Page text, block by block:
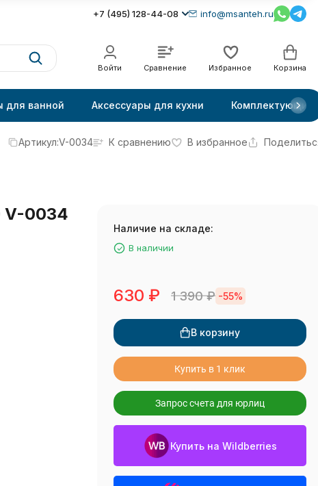
+7 (495) 128-44-08 info@msanteh.ru
Войти Сравнение Избранное Корзина
для ванной Аксессуары для кухни Комплектующие
Артикул:V-0034 К сравнению В избранное
V-0034
Наличие на складе:
В наличии
630 ₽ 1 390₽ -55%
В корзину
Купить в 1 клик
Запрос счета для юрлиц
Купить на Wildberries